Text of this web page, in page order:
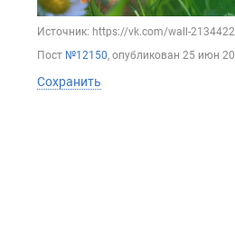
Источник: https://vk.com/wall-
Пост №12150, опубликован 25 июн
Сохранить